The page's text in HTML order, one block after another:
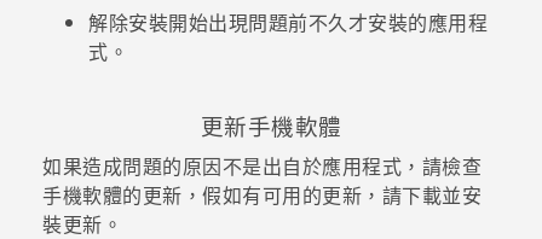
解除安裝開始出現問題前不久才安裝的應用程
式。
更新手機軟體
如果造成問題的原因不是出自於應用程式，請檢查
手機軟體的更新，假如有可用的更新，請下載並安
裝更新。